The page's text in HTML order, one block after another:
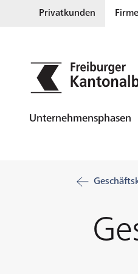
Privatkunden
Unternehmensphasen